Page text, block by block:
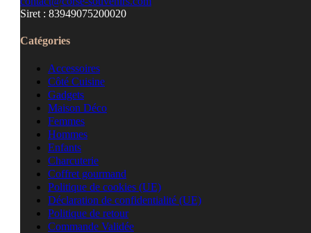
Siret : 83949075200020
Catégories
Accessoires
Côté Cuisine
Gadgets
Maison Déco
Femmes
Hommes
Enfants
Charcuterie
Coffret gourmand
Politique de cookies (UE)
Déclaration de confidentialité (UE)
Politique de retour
Commande Validée